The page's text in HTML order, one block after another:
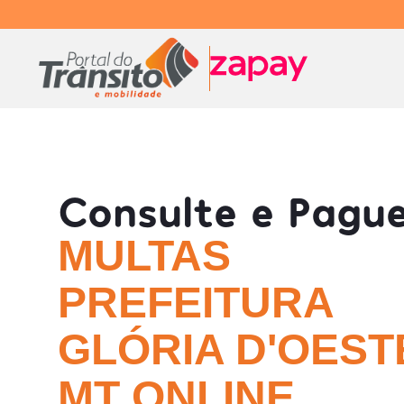
Consulte e
MULTAS
PREFEITURA
GLÓRIA